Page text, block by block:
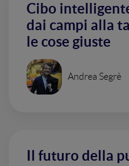
Cibo
dai campi alla
le cose giuste
Andrea Segrè
Il futuro della